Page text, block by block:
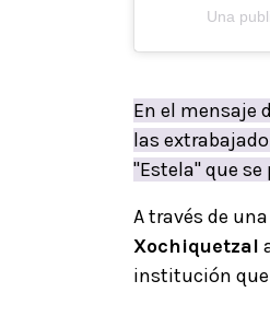
Una
En el mensaje
las
"Estela" que
A través de
Xochiquetzal
institución que